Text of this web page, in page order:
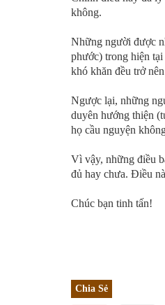
không.
Những người được
phước) trong hiện
khó khăn đều trở
Ngược lại, những
duyên hướng thiện
họ cầu nguyện
Vì vậy, những điều
đủ hay chưa. Điều
Chúc bạn tinh tấn!
Chia Sẻ